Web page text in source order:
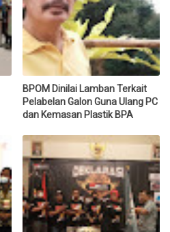
BPOM Dinilai Lamban Terkait
Pelabelan Galon Guna Ulang PC
dan Kemasan Plastik BPA